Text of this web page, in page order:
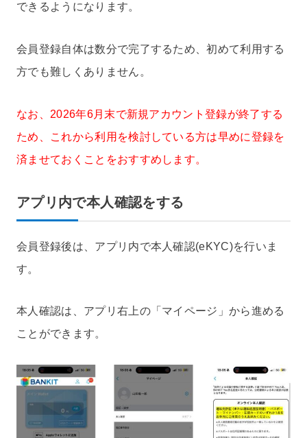
できるようになります。
会員登録自体は数分で完了するため、初めて利用する
方でも難しくありません。
なお、2026年6月末で新規アカウント登録が終了する
ため、これから利用を検討している方は早めに登録を
済ませておくことをおすすめします。
アプリ内で本人確認をする
会員登録後は、アプリ内で本人確認(eKYC)を行いま
す。
本人確認は、アプリ右上の「マイページ」から進める
ことができます。